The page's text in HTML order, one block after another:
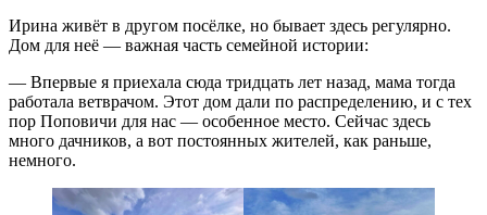
Ирина живёт в другом посёлке, но бывает здесь регулярно.
Дом для неё — важная часть семейной истории:
— Впервые я приехала сюда тридцать лет назад, мама тогда
работала ветврачом. Этот дом дали по распределению, и с тех
пор Поповичи для нас — особенное место. Сейчас здесь
много дачников, а вот постоянных жителей, как раньше,
немного.